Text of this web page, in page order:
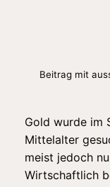
Beitrag mit
Gold wurde im
Mittelalter
meist jedoch
Wirtschaftlich